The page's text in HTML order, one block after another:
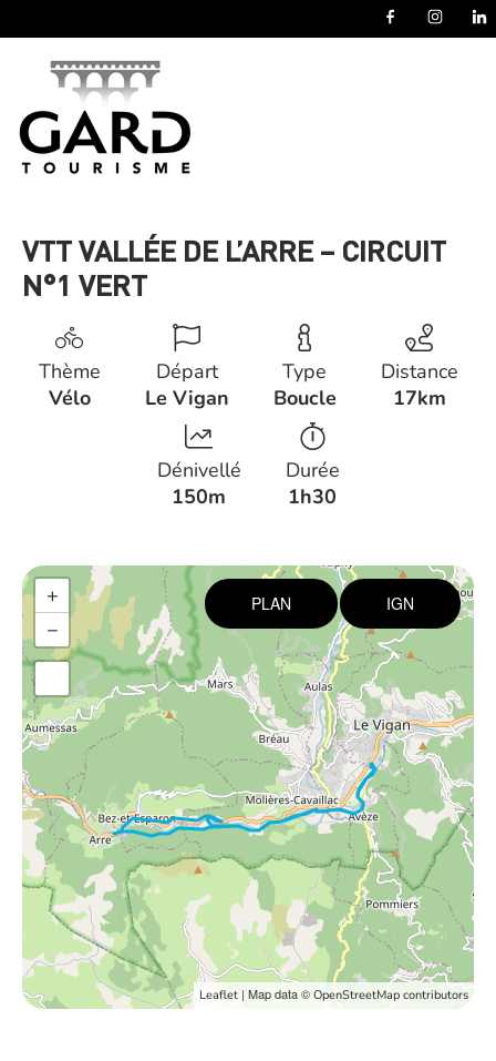
VTT VALLÉE DE L’ARRE – CIRCUIT
N°1 VERT
Thème
Vélo
Départ
Le Vigan
Type
Boucle
Distance
17km
Dénivellé
150m
Durée
1h30
+
−
PLAN IGN
Leaflet | Map data © OpenStreetMap contributors